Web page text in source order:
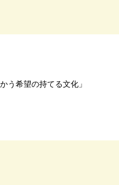
う希望の持てる文化」